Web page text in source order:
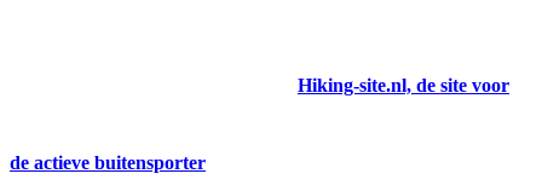
Hiking-site.nl, de site voor
de actieve buitensporter